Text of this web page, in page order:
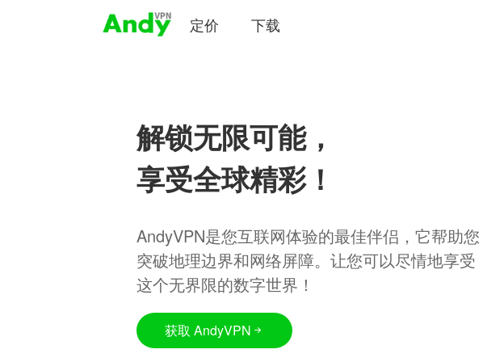
定价 下载
解锁无限可能，
享受全球精彩！
AndyVPN是您互联网体验的最佳伴侣，它帮助您
突破地理边界和网络屏障。让您可以尽情地享受
这个无界限的数字世界！
获取 AndyVPN